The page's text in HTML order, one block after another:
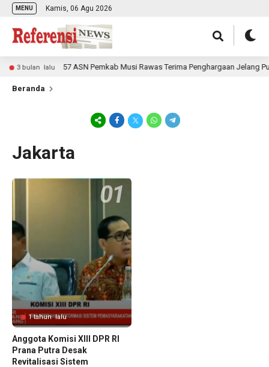
MENU Kamis, 06 Agu 2026
3 bulan lalu 57 ASN Pemkab Musi Rawas Terima Penghargaan Jelang
Beranda
Jakarta
1 tahun lalu
Anggota Komisi XIII DPR RI
Prana Putra Desak
Revitalisasi Sistem